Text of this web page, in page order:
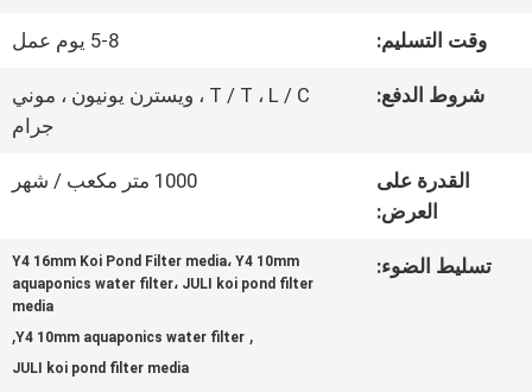
اتصل
اقتباس
وقت التسليم: 5-8 يوم عمل
شروط الدفع:
T / T ، L / C ، ويسترن يونيون ، موني
جرام
القدرة على
العرض:
1000 متر مكعب / شهر
تسليط الضوء:
Y4 16mm Koi Pond Filter media، Y4 10mm
aquaponics water filter، JULI koi pond filter
media
,
Y4 10mm aquaponics water filter
,
JULI koi pond filter media